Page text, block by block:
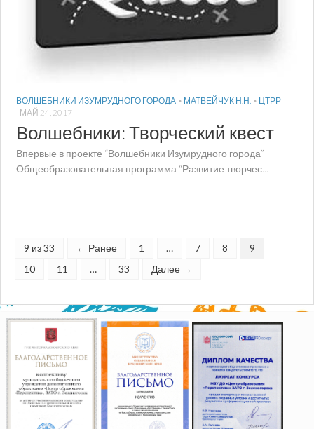
ВОЛШЕБНИКИ ИЗУМРУДНОГО ГОРОДА • МАТВЕЙЧУК Н.Н. • ЦТРР
МАЙ 24, 2017
Волшебники: Творческий квест
Впервые в проекте “Волшебники Изумрудного города”
Общеобразовательная программа “Развитие творчес...
9 из 33 ← Ранее 1 … 7 8
9
10
11 … 33 Далее →